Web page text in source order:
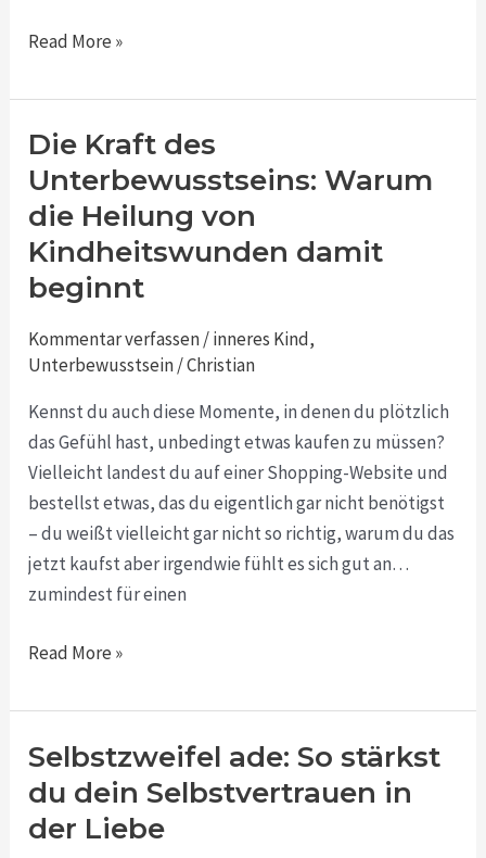
Read More »
Die Kraft des
Unterbewusstseins: Warum
die Heilung von
Kindheitswunden damit
beginnt
Kommentar verfassen/inneres Kind,
Unterbewusstsein/Christian
Kennst du auch diese Momente, in denen du plötzlich
das Gefühl hast, unbedingt etwas kaufen zu müssen?
Vielleicht landest du auf einer Shopping-Website und
bestellst etwas, das du eigentlich gar nicht benötigst
– du weißt vielleicht gar nicht so richtig, warum du das
jetzt kaufst aber irgendwie fühlt es sich gut an…
zumindest für einen
Die
Kraft
des
Unterbewusstseins:
Warum
die
von
damit
beginnt
Read More »
Selbstzweifel ade: So stärkst
du dein Selbstvertrauen in
der Liebe
Selbstzweifel
ade:
So
stärkst